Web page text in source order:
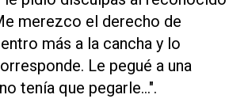
merezco el derecho de
más a la cancha y lo
Le pegué a una
tenía que pegarle...".